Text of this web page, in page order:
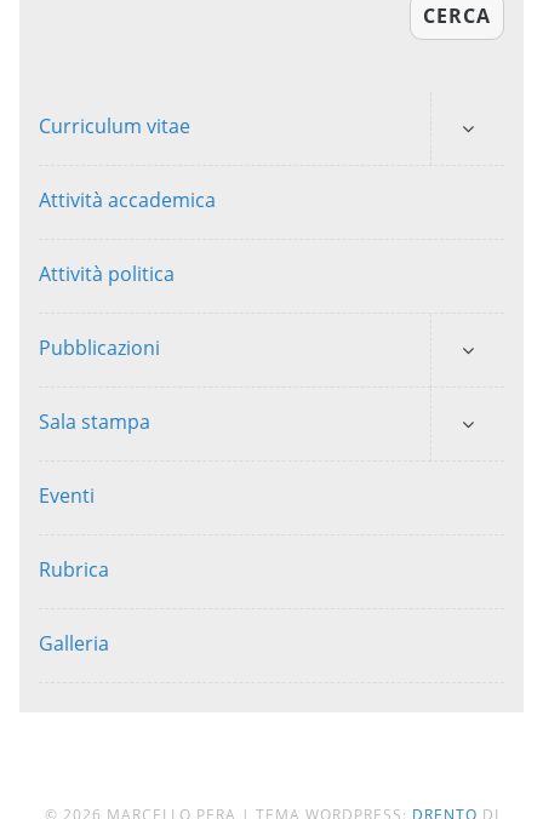
CERCA
Curriculum vitae
Attività accademica
Attività politica
Pubblicazioni
Sala stampa
Eventi
Rubrica
Galleria
© 2026 MARCELLO PERA | TEMA WORDPRESS: DRENTO DI